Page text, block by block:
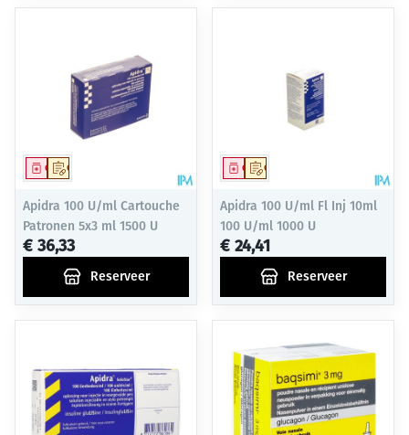
Op voorschrift
Geneesmiddel
Apidra 100 U/ml Cartouche
Patronen 5x3 ml 1500 U
€ 36,33
Reserveer
Op voorschrift
Geneesmiddel
Apidra 100 U/ml Fl Inj 10ml
100 U/ml 1000 U
€ 24,41
Reserveer